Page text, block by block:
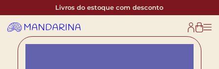
Livros do estoque com desconto